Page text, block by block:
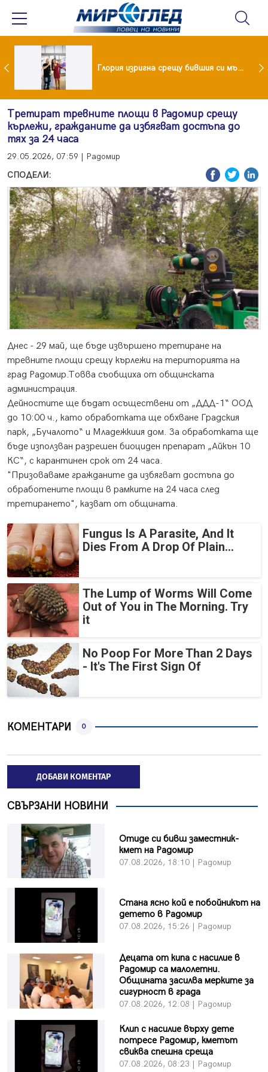
Мария и майка си построиха къща от 8000 стъклени бутилки Глория изригна срещу бившия си мъж: Беше със 120-килограмова жена! Искаше бърза печалба...
Третират тревните площи в Радомир срещу
кърлежи, гражданите да избягват достъпа до
тях за 24 часа
29.05.2026, 07:59 | Радомир
СПОДЕЛИ:
Днес - 29 май, ще бъде извършено третиране на
тревните площи срещу кърлежи на територията на
град Радомир.Товва съобщиха от общинската
администрация.
Дейностите ще бъдат осъществени от „ДДД-1“ ООД
до 10:00 ч., като обработката ще обхване Градския
парк, „Бучалото“ и Младежкиия дом. За обработката ще
бъде използван разрешен биоциден препарат „Айкън 10
КС“, с карантинен срок от 24 часа.
"Призоваваме гражданите да избягват достъпа до
обработените площи в рамките на 24 часа след
третирането", казват от общината.
Fungus Is A Parasite, And It
Dies From A Drop Of Plain...
The Lump of Worms Will Come
Out of You in The Morning. Try
it
No Poop For More Than 2 Days
- It's The First Sign Of
КОМЕНТАРИ 0
ДОБАВИ КОМЕНТАР
СВЪРЗАНИ НОВИНИ
Отиде си бивш заместник-
кмет на Радомир
07.08.2026, 18:10 | Радомир
Стана ясно кой е побойникът на
детето в Радомир
07.08.2026, 15:26 | Радомир
Децата от кипа с насилие в
Радомир са малолетни.
Общината засилва мерките за
сигурност в града
07.08.2026, 12:08 | Радомир
Клип с насилие върху дете
потресе Радомир, кметът
свиква спешна среща
07.08.2026, 08:23 | Радомир